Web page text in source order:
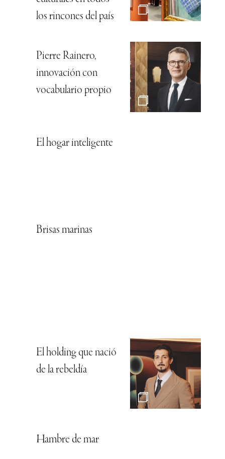
los rincones del país
Pierre Rainero,
innovación con
vocabulario propio
El hogar inteligente
Brisas marinas
El holding que nació
de la rebeldía
Hambre de mar